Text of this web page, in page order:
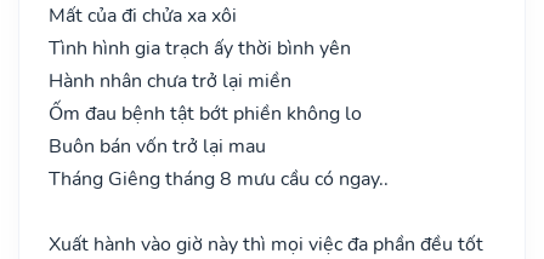
Mất của đi chửa xa xôi
Tình hình gia trạch ấy thời bình yên
Hành nhân chưa trở lại miền
Ốm đau bệnh tật bớt phiền không lo
Buôn bán vốn trở lại mau
Tháng Giêng tháng 8 mưu cầu có ngay..
Xuất hành vào giờ này thì mọi việc đa phần đều tốt